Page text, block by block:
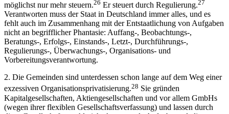
möglichst nur mehr steuern.26 Er steuert durch Regulierung.27
Verantworten muss der Staat in Deutschland immer alles, und es
fehlt auch im Zusammenhang mit der Entstaatlichung von Aufgaben
nicht an begrifflicher Phantasie: Auffang-, Beobachtungs-,
Beratungs-, Erfolgs-, Einstands-, Letzt-, Durchführungs-,
Regulierungs-, Überwachungs-, Organisations- und
Vorbereitungsverantwortung.
2. Die Gemeinden sind unterdessen schon lange auf dem Weg einer
exzessiven Organisationsprivatisierung.28 Sie gründen
Kapitalgesellschaften, Aktiengesellschaften und vor allem GmbHs
(wegen ihrer flexiblen Gesellschaftsverfassung) und lassen durch